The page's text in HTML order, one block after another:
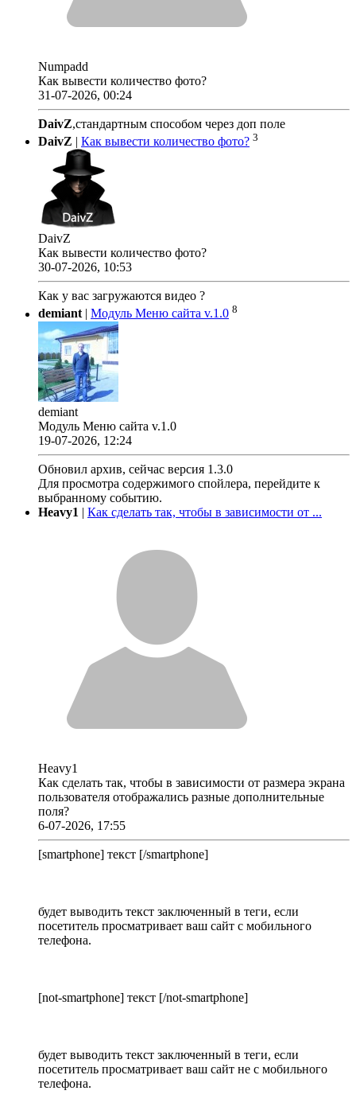
Numpadd
Как вывести количество фото?
31-07-2026, 00:24
DaivZ,стандартным способом через доп поле
DaivZ | Как вывести количество фото? 3
DaivZ
Как вывести количество фото?
30-07-2026, 10:53
Как у вас загружаются видео ?
demiant| Модуль Меню сайта v.1.0 8
demiant
Модуль Меню сайта v.1.0
19-07-2026, 12:24
Обновил архив, сейчас версия 1.3.0
Для просмотра содержимого спойлера, перейдите к
выбранному событию.
Heavy1 | Как сделать так, чтобы в зависимости от ...
Heavy1
Как сделать так, чтобы в зависимости от размера экрана
пользователя отображались разные дополнительные
поля?
6-07-2026, 17:55
[smartphone] текст [/smartphone]
будет выводить текст заключенный в теги, если
посетитель просматривает ваш сайт с мобильного
телефона.
[not-smartphone] текст [/not-smartphone]
будет выводить текст заключенный в теги, если
посетитель просматривает ваш сайт не с мобильного
телефона.